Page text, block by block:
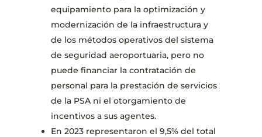
equipamiento para la optimización y
modernización de la infraestructura y
de los métodos operativos del sistema
de seguridad aeroportuaria, pero no
puede financiar la contratación de
personal para la prestación de servicios
de la PSA ni el otorgamiento de
incentivos a sus agentes.
En 2023 representaron el 9,5% del total